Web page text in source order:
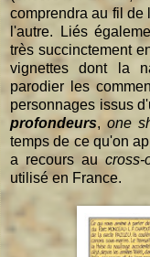
comprendra au fil de
l'autre. Liés
très succinctement
vignettes dont la
parodier les
personnages issus
profondeurs,one
temps de ce qu'on
a recours au cross-
utilisé en France.